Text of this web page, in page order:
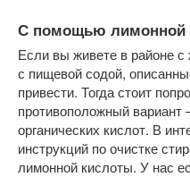
С помощью лимонной
Если вы живете в районе с
с пищевой содой,
привести. Тогда стоит
противоположный вариант
органических кислот. В
инструкций по очистке
лимонной кислоты. У нас